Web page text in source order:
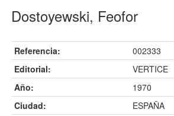
Dostoyewski, Feofor
Referencia:
002333
Editorial:
VERTICE
Año:
1970
Ciudad:
ESPAÑA